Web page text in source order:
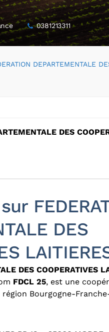
0381213311
DEPARTEMENTALE
DES
DES
DES COOPERATIVES
FDCL 25, est une
Bourgogne-